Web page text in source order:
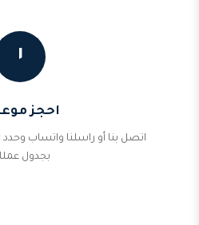
١
احجز
اتصل بنا أو راسلنا واتساب
بجدول